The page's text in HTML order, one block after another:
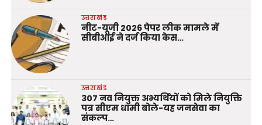
उत्तराखंड
नीट-यूजी 2026 पेपर लीक मामले में
सीबीआई ने दर्ज किया केस…
उत्तराखंड
307 नव नियुक्त अभ्यर्थियों को मिले नियुक्ति
पत्र सीएम धामी बोले-यह जनसेवा का
संकल्प…